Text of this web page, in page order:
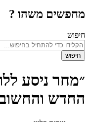
מחפשים משהו ?
חיפוש
חיפוש
״מחר ניסע
החדש